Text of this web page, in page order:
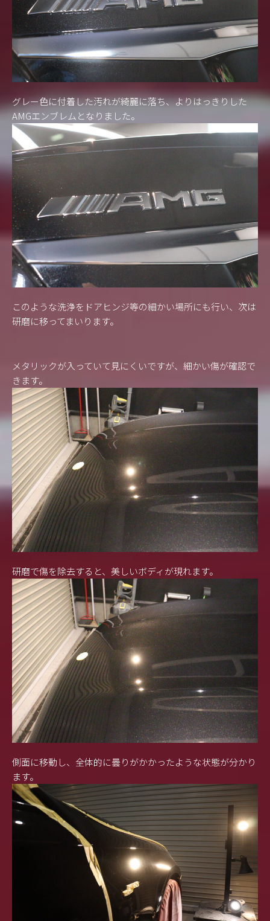
グレー色に付着した汚れが綺麗に落ち、よりはっきりした
AMGエンブレムとなりました。
このような洗浄をドアヒンジ等の細かい場所にも行い、次は
研磨に移ってまいります。
メタリックが入っていて見にくいですが、細かい傷が確認で
きます。
研磨で傷を除去すると、美しいボディが現れます。
側面に移動し、全体的に曇りがかかったような状態が分かり
ます。